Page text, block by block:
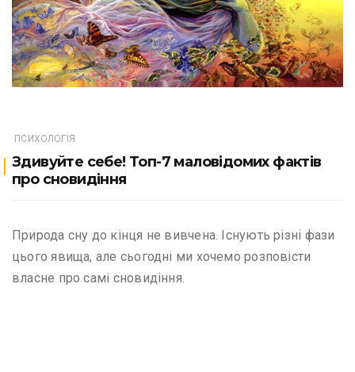
ПСИХОЛОГІЯ
Здивуйте себе! Топ-7 маловідомих фактів
про сновидіння
Природа сну до кінця не вивчена. Існують різні фази
цього явища, але сьогодні ми хочемо розповісти
власне про самі сновидіння.